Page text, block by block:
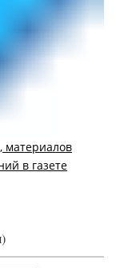
материалов
в газете